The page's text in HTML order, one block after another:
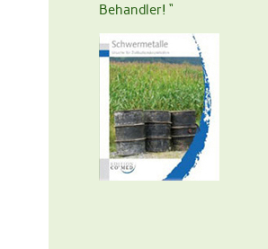
Behandler! “